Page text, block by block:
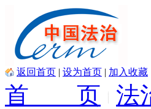
返回首页 | 设为首页 | 加入收藏
首 页 法